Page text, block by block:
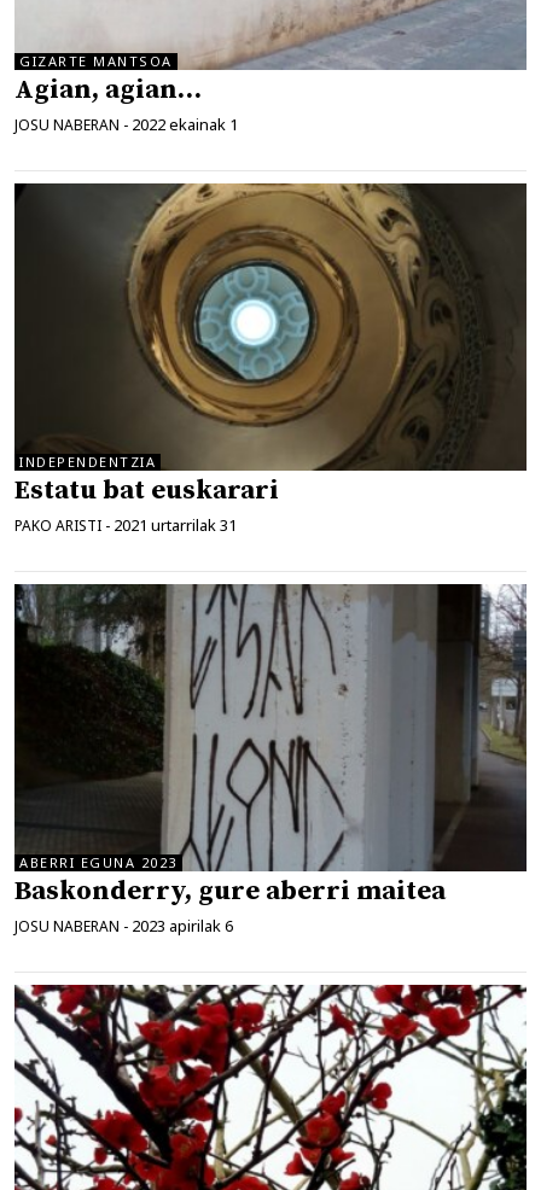
GIZARTE MANTSOA
Agian, agian…
JOSU NABERAN - 2022 ekainak 1
INDEPENDENTZIA
Estatu bat euskarari
PAKO ARISTI - 2021 urtarrilak 31
ABERRI EGUNA 2023
Baskonderry, gure aberri maitea
JOSU NABERAN - 2023 apirilak 6